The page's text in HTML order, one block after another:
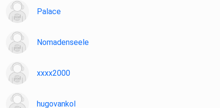
Palace
Nomadenseele
xxxx2000
hugovankol